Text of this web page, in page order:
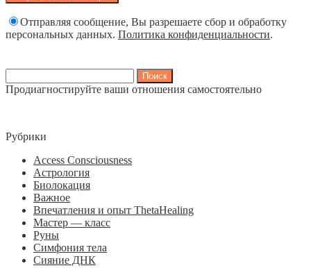
Отправляя сообщение, Вы разрешаете сбор и обработку
персональных данных. Политика конфиденциальности.
Продиагностируйте ваши отношения самостоятельно
Рубрики
Access Consciousness
Астрология
Биолокация
Важное
Впечатления и опыт ThetaHealing
Мастер — класс
Руны
Симфония тела
Сияние ДНК